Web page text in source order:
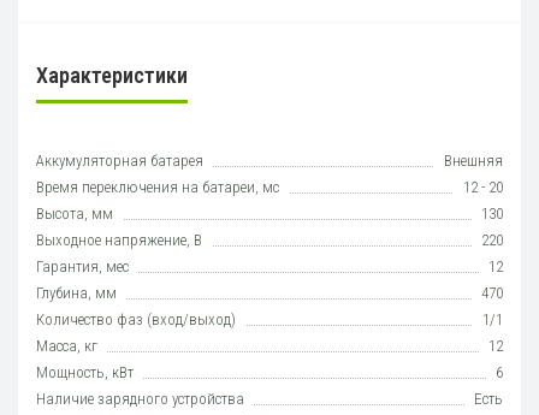
Характеристики
Аккумуляторная батарея
Внешняя
Время переключения на батареи, мс
12 - 20
Высота, мм
130
Выходное напряжение, В
220
Гарантия, мес
12
Глубина, мм
470
Количество фаз (вход/выход)
1/1
Масса, кг
12
Мощность, кВт
6
Наличие зарядного устройства
Есть